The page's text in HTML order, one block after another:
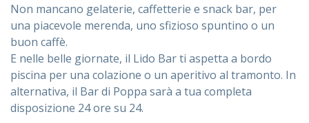
Non mancano gelaterie, caffetterie e snack bar, per
una piacevole merenda, uno sfizioso spuntino o un
buon caffè.
E nelle belle giornate, il Lido Bar ti aspetta a bordo
piscina per una colazione o un aperitivo al tramonto. In
alternativa, il Bar di Poppa sarà a tua completa
disposizione 24 ore su 24.